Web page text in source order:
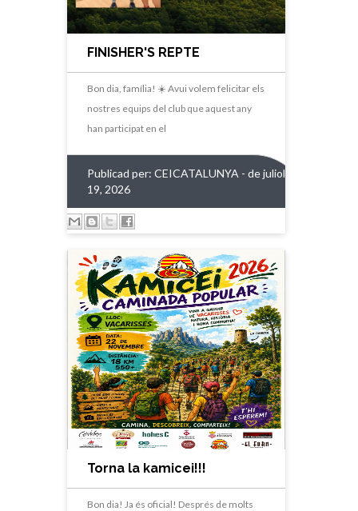
FINISHER'S REPTE
D'ENTITATS 2026
Bon dia, família! ☀️ Avui volem felicitar els
nostres equips del club que aquest any
han participat en el
Publicad per: CEICATALUNYA - de juliol
19, 2026
Torna la kamicei!!!
Bon dia! Ja és oficial! Després de molts